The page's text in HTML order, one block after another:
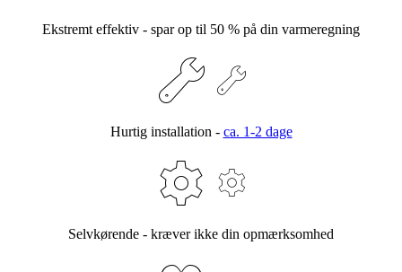
Ekstremt effektiv - spar op til 50 % på din varmeregning
Hurtig installation - ca. 1-2 dage
Selvkørende - kræver ikke din opmærksomhed